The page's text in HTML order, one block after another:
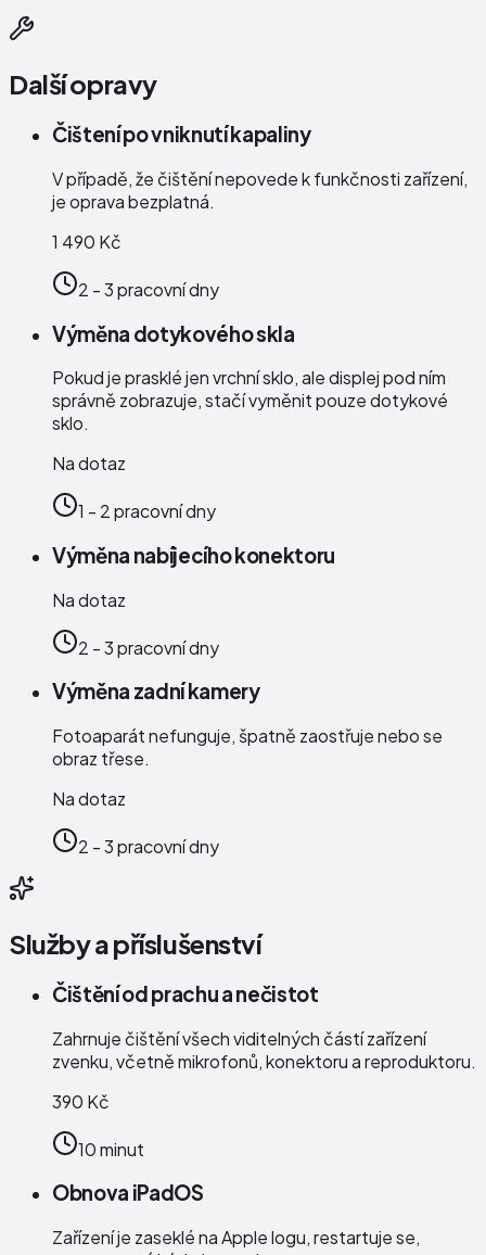
Další opravy
Čištení po vniknutí kapaliny
V případě, že čištění nepovede k funkčnosti zařízení,
je oprava bezplatná.
1 490 Kč
2 - 3 pracovní dny
Výměna dotykového skla
Pokud je prasklé jen vrchní sklo, ale displej pod ním
správně zobrazuje, stačí vyměnit pouze dotykové
sklo.
Na dotaz
1 - 2 pracovní dny
Výměna nabíjecího konektoru
Na dotaz
2 - 3 pracovní dny
Výměna zadní kamery
Fotoaparát nefunguje, špatně zaostřuje nebo se
obraz třese.
Na dotaz
2 - 3 pracovní dny
Služby a příslušenství
Čištění od prachu a nečistot
Zahrnuje čištění všech viditelných částí zařízení
zvenku, včetně mikrofonů, konektoru a reproduktoru.
390 Kč
10 minut
Obnova iPadOS
Zařízení je zaseklé na Apple logu, restartuje se,